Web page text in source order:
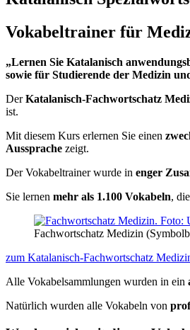
Vokabeltrainer für
„Lernen Sie Katalanisch
sowie für Studierende der Medizin
DerKatalanisch-Fachwortschatz
ist.
Mit diesem Kurs erlernen Sie einen
Aussprache zeigt.
Der Vokabeltrainer wurde in enger
Sie lernen mehr als 1.100 Vokabeln,
Fachwortschatz Medizin
zum Katalanisch-Fachwortschatz
Alle Vokabelsammlungen wurden in ein
Natürlich wurden alle Vokabeln von